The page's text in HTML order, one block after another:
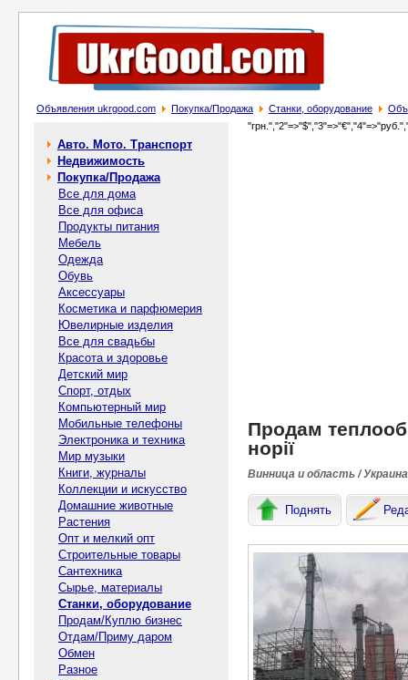
Объявления ukrgood.com Покупка/Продажа Станки, оборудование
Авто. Мото. Транспорт
Недвижимость
Покупка/Продажа
Все для дома
Все для офиса
Продукты питания
Мебель
Одежда
Обувь
Аксессуары
Косметика и парфюмерия
Ювелирные изделия
Все для свадьбы
Красота и здоровье
Детский мир
Спорт, отдых
Компьютерный мир
Мобильные телефоны
Электроника и техника
Мир музыки
Книги, журналы
Коллекции и искусство
Домашние животные
Растения
Опт и мелкий опт
Строительные товары
Сантехника
Сырье, материалы
Станки, оборудование
Продам/Куплю бизнес
Отдам/Приму даром
Обмен
Разное
Продам
норії
Винница и область / Украина
Поднять